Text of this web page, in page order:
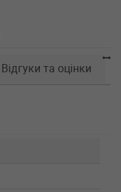
Відгуки та оцінки